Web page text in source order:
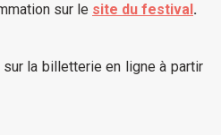
sur le site du festival .
la billetterie en ligne à partir